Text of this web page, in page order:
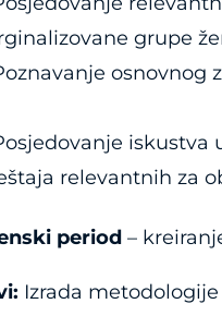
grupe
osnovnog
relevantnih za
period–
Izrada